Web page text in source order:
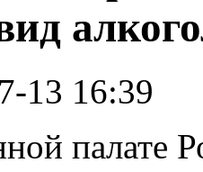
13 16:39
палате